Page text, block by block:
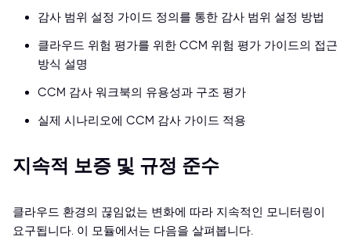
감사 범위 설정 가이드 정의를 통한 감사 범위 설정 방법
클라우드 위험 평가를 위한 CCM 위험 평가 가이드의 접근
방식 설명
CCM 감사 워크북의 유용성과 구조 평가
실제 시나리오에 CCM 감사 가이드 적용
지속적 보증 및 규정 준수
클라우드 환경의 끊임없는 변화에 따라 지속적인 모니터링이
요구됩니다. 이 모듈에서는 다음을 살펴봅니다.